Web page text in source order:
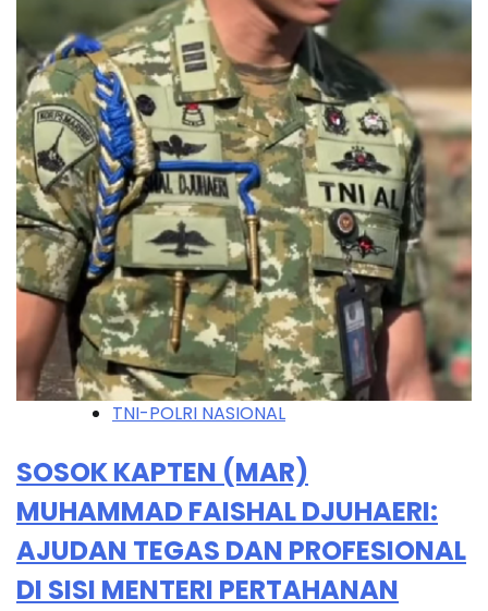
TNI-POLRI NASIONAL
SOSOK KAPTEN (MAR)
MUHAMMAD FAISHAL DJUHAERI:
AJUDAN TEGAS DAN PROFESIONAL
DI SISI MENTERI PERTAHANAN